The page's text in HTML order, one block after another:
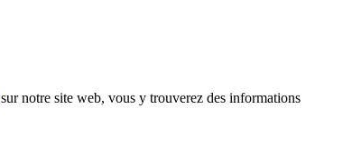
sur notre site web, vous y trouverez des informations